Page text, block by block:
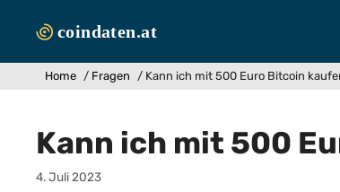
Inhalt
Home / Fragen / Kann ich mit 500 Euro Bitcoin
Kann ich mit 500
4. Juli 2023